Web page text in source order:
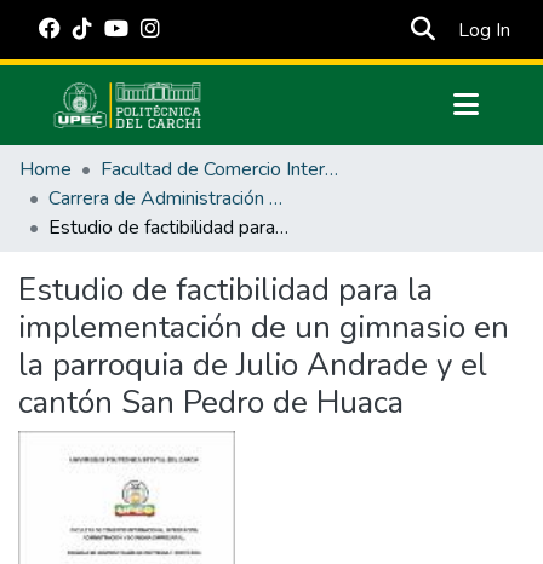
Log In
Communities & Collections
All of DSpace
Statistics
Estadísticas Externas
Manuales
Home
Facultad de Comercio Internacional, Integración, Administración y Economía Empresarial
Carrera de Administración de Empresas y Marketing
Estudio de factibilidad para la implementación de un gimnasio en la parroquia de Julio Andrade y el cantón San Pedro de Huaca
Estudio de factibilidad para la
implementación de un gimnasio en
la parroquia de Julio Andrade y el
cantón San Pedro de Huaca